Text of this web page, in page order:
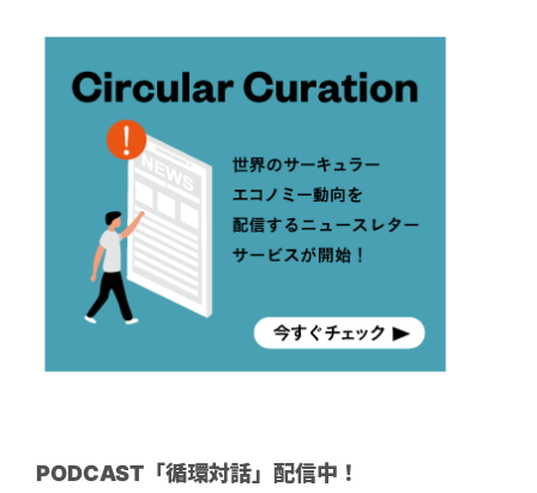
PODCAST「循環対話」配信中！